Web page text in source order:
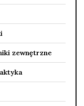
zewnętrzne